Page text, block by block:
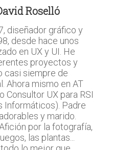
Roselló
diseñador gráfico y
desde hace unos
en UX y UI. He
proyectos y
casi siempre de
Ahora mismo en AT
Consultor UX para RSI
Informáticos). Padre
y marido.
por la fotografía,
las plantas...